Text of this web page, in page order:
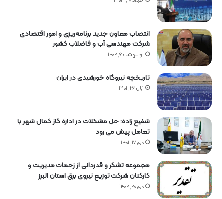
انتصاب معاون جدید برنامه‌ریزی و امور اقتصادی
شرکت مهندسی آب و فاضلاب کشور
اردیبهشت ۶, ۱۴۰۲
تاریخچه نیروگاه خورشیدی در ایران
آبان ۲۶, ۱۴۰۱
شفیع زاده: حل مشکلات در اداره گاز کمال شهر با
تعامل پیش می رود
دی ۱۷, ۱۴۰۱
مجموعه تشکر و قدردانی از زحمات مدیریت و
کارکنان شرکت توزیع نیروی برق استان البرز
دی ۲۰, ۱۴۰۲